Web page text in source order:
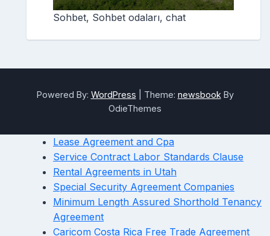
Sohbet, Sohbet odaları, chat
Powered By: WordPress Theme: newsbook By
OdieThemes
Lease Agreement and Cpa
Service Contract Labor Standards Clause
Rental Agreements in Utah
Special Security Agreement Companies
Minimum Length Assured Shorthold Tenancy
Agreement
Caricom Costa Rica Free Trade Agreement